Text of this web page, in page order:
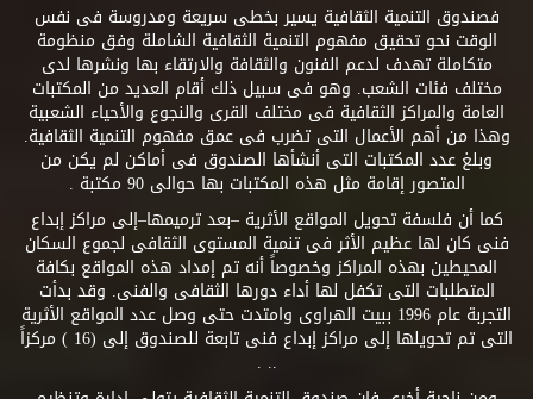
فصندوق التنمية الثقافية يسير بخطى سريعة ومدروسة فى نفس
الوقت نحو تحقيق مفهوم التنمية الثقافية الشاملة وفق منظومة
متكاملة تهدف لدعم الفنون والثقافة والارتقاء بها ونشرها لدى
مختلف فئات الشعب. وهو فى سبيل ذلك أقام العديد من المكتبات
العامة والمراكز الثقافية فى مختلف القرى والنجوع والأحياء الشعبية
وهذا من أهم الأعمال التى تضرب فى عمق مفهوم التنمية الثقافية.
وبلغ عدد المكتبات التى أنشأها الصندوق فى أماكن لم يكن من
المتصور إقامة مثل هذه المكتبات بها حوالى 90 مكتبة .
كما أن فلسفة تحويل المواقع الأثرية –بعد ترميمها–إلى مراكز إبداع
فنى كان لها عظيم الأثر فى تنمية المستوى الثقافى لجموع السكان
المحيطين بهذه المراكز وخصوصاً أنه تم إمداد هذه المواقع بكافة
المتطلبات التى تكفل لها أداء دورها الثقافى والفنى. وقد بدأت
التجربة عام 1996 ببيت الهراوى وامتدت حتى وصل عدد المواقع الأثرية
التى تم تحويلها إلى مراكز إبداع فنى تابعة للصندوق إلى (16 ) مركزاً
.. .